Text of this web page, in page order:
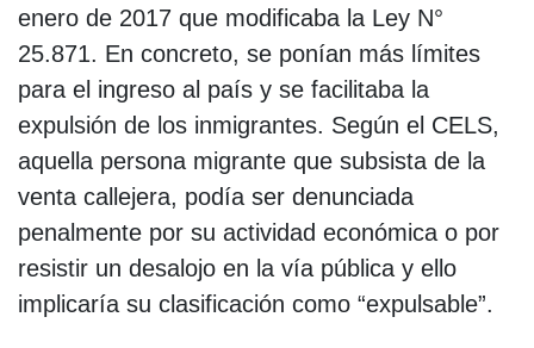
enero de 2017 que modificaba la Ley N°
25.871. En concreto, se ponían más límites
para el ingreso al país y se facilitaba la
expulsión de los inmigrantes. Según el CELS,
aquella persona migrante que subsista de la
venta callejera, podía ser denunciada
penalmente por su actividad económica o por
resistir un desalojo en la vía pública y ello
implicaría su clasificación como “expulsable”.